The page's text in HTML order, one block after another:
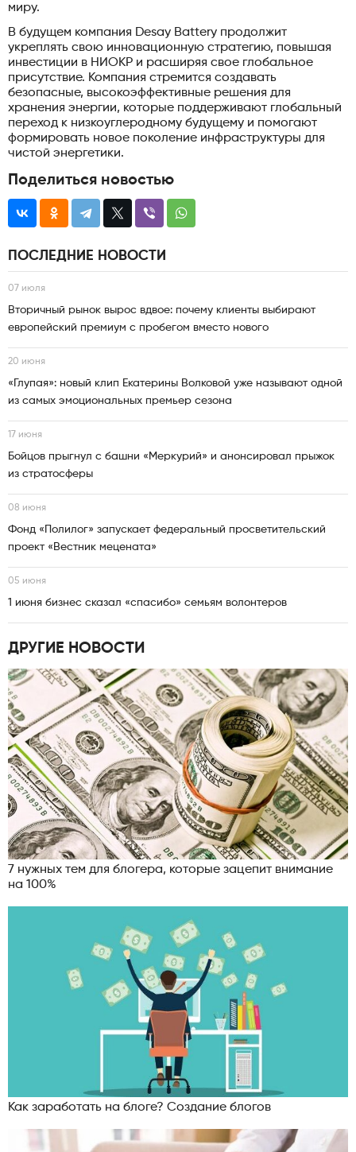
миру.
В будущем компания Desay Battery продолжит
укреплять свою инновационную стратегию, повышая
инвестиции в НИОКР и расширяя свое глобальное
присутствие. Компания стремится создавать
безопасные, высокоэффективные решения для
хранения энергии, которые поддерживают глобальный
переход к низкоуглеродному будущему и помогают
формировать новое поколение инфраструктуры для
чистой энергетики.
Поделиться новостью
ПОСЛЕДНИЕ НОВОСТИ
07 июля
Вторичный рынок вырос вдвое: почему клиенты выбирают
европейский премиум с пробегом вместо нового
20 июня
«Глупая»: новый клип Екатерины Волковой уже называют одной
из самых эмоциональных премьер сезона
17 июня
Бойцов прыгнул с башни «Меркурий» и анонсировал прыжок
из стратосферы
08 июня
Фонд «Полилог» запускает федеральный просветительский
проект «Вестник мецената»
05 июня
1 июня бизнес сказал «спасибо» семьям волонтеров
ДРУГИЕ НОВОСТИ
7 нужных тем для блогера, которые зацепит внимание
на 100%
Как заработать на блоге? Создание блогов